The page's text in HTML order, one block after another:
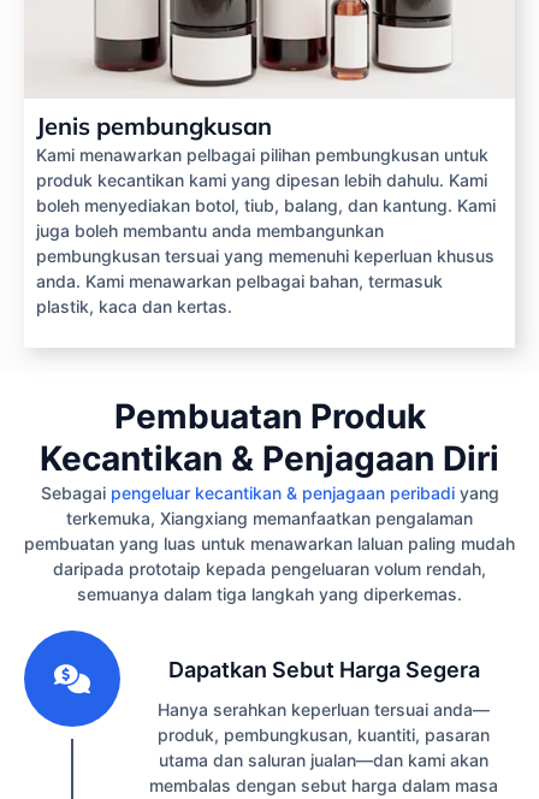
Jenis pembungkusan
Kami menawarkan pelbagai pilihan pembungkusan untuk
produk kecantikan kami yang dipesan lebih dahulu. Kami
boleh menyediakan botol, tiub, balang, dan kantung. Kami
juga boleh membantu anda membangunkan
pembungkusan tersuai yang memenuhi keperluan khusus
anda. Kami menawarkan pelbagai bahan, termasuk
plastik, kaca dan kertas.
Pembuatan Produk
Kecantikan & Penjagaan Diri
Sebagai pengeluar kecantikan & penjagaan peribadiyang
terkemuka, Xiangxiang memanfaatkan pengalaman
pembuatan yang luas untuk menawarkan laluan paling mudah
daripada prototaip kepada pengeluaran volum rendah,
semuanya dalam tiga langkah yang diperkemas.
Dapatkan Sebut Harga Segera
Hanya serahkan keperluan tersuai anda—
produk, pembungkusan, kuantiti, pasaran
utama dan saluran jualan—dan kami akan
membalas dengan sebut harga dalam masa